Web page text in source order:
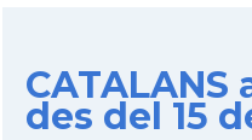
CATALANS
des del 15